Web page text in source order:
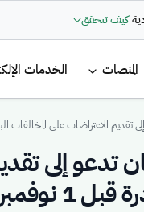
كيف تتحقق
المنصات الخدمات
الاعتراضات على المخالفات البلدية
تدعو إلى
2024